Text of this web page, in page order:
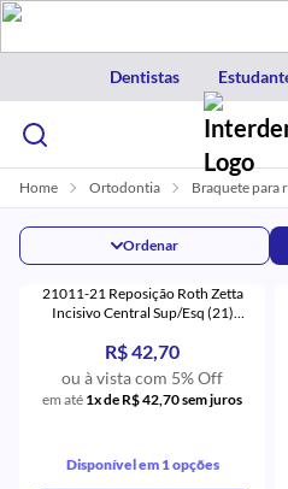
Dentistas
Home Ortodontia Braquete para
Ordenar
21011-21 Reposição Roth Zetta
Incisivo Central Sup/Esq (21)
R$ 42,70
ou à vista com 5% Off
em até 1x de R$ 42,70 sem juros
Disponível em 1 opções